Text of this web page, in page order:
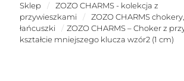
Sklep /
ZOZO CHARMS - kolekcja z
przywieszkami
/
ZOZO CHARMS chokery,
łańcuszki
/ ZOZO CHARMS – Choker z
kształcie mniejszego klucza wzór2 (1 cm)